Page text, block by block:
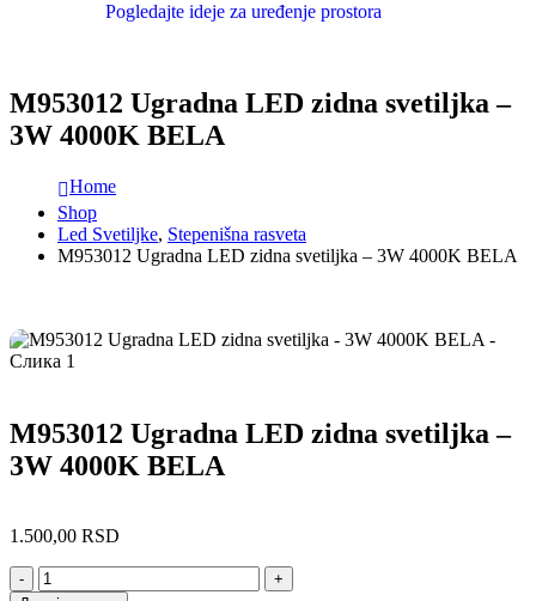
Pogledajte ideje za uređenje prostora
M953012 Ugradna LED zidna svetiljka –
3W 4000K BELA
Home
Shop
Led Svetiljke, Stepenišna rasveta
M953012 Ugradna LED zidna svetiljka – 3W 4000K BELA
M953012 Ugradna LED zidna svetiljka –
3W 4000K BELA
1.500,00 RSD
-
+